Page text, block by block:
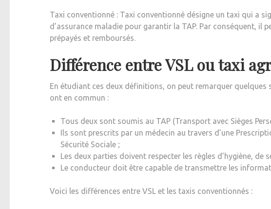
Taxi conventionné : Taxi conventionné désigne un taxi qui a
d’assurance maladie pour garantir la TAP. Par conséquent,
prépayés et remboursés.
Différence entre VSL ou taxi
En étudiant ces deux définitions, on peut remarquer quelques
ont en commun :
Tous deux sont soumis au TAP (Transport avec Sièges
Ils sont prescrits par un médecin au travers d’une
Sécurité Sociale ;
Les deux parties doivent respecter les règles d’hygiène, de
Le conducteur doit être capable de transmettre les
Voici les différences entre VSL et les taxis conventionnés :